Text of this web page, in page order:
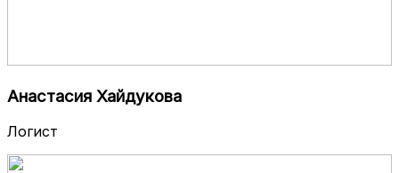
Анастасия Хайдукова
Логист